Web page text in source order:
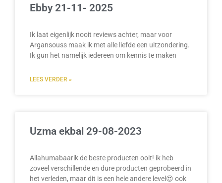
Ebby 21-11- 2025
Ik laat eigenlijk nooit reviews achter, maar voor
Argansouss maak ik met alle liefde een uitzondering.
Ik gun het namelijk iedereen om kennis te maken
LEES VERDER »
Uzma ekbal 29-08-2023
Allahumabaarik de beste producten ooit! ik heb
zoveel verschillende en dure producten geprobeerd in
het verleden, maar dit is een hele andere level😍 ook